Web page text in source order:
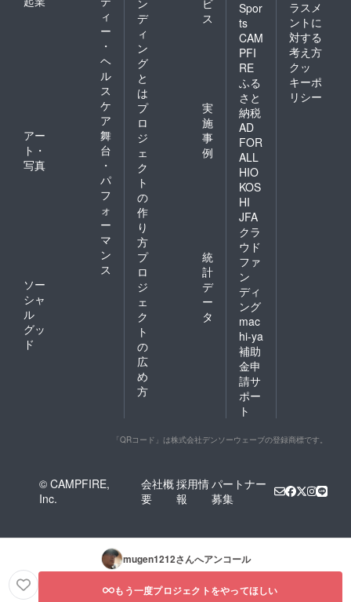
ィ
ー
・
ヘ
ル
ス
ケ
ア
アー
ト・
写真
舞
台
・
パ
フ
ォ
ー
マ
ン
ス
ソー
シャ
ル
グッ
ド
ン
デ
ィ
ン
グ
と
は
ビ
ス
プ
ロ
ジ
ェ
ク
ト
の
作
り
方
実
施
事
例
プ
ロ
ジ
ェ
ク
ト
の
広
め
方
統
計
デ
ー
タ
Spor
ts
CAM
PFI
RE
ふる
さと
納税
AD
FOR
ALL
HIO
KOS
HI
JFA
クラ
ウド
ファ
ン
ディ
ング
mac
hi-ya
補助
金申
請サ
ポー
ト
ラスメ
ントに
対する
考え方
クッ
キーポ
リシー
「QRコード」は株式会社デンソーウェーブの登録商標です。
© CAMPFIRE,
Inc.
会社概
要
採用情
報
パートナー
募集
mugen1212さんへアンコール
もう一度プロジェクトをやってほしい